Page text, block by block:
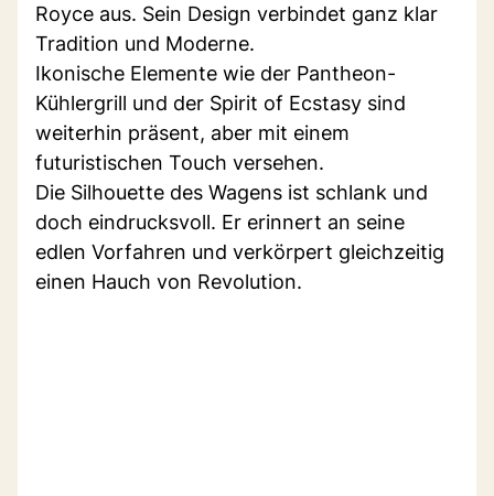
Royce aus. Sein Design verbindet ganz klar
Tradition und Moderne.
Ikonische Elemente wie der Pantheon-
Kühlergrill und der Spirit of Ecstasy sind
weiterhin präsent, aber mit einem
futuristischen Touch versehen.
Die Silhouette des Wagens ist schlank und
doch eindrucksvoll. Er erinnert an seine
edlen Vorfahren und verkörpert gleichzeitig
einen Hauch von Revolution.